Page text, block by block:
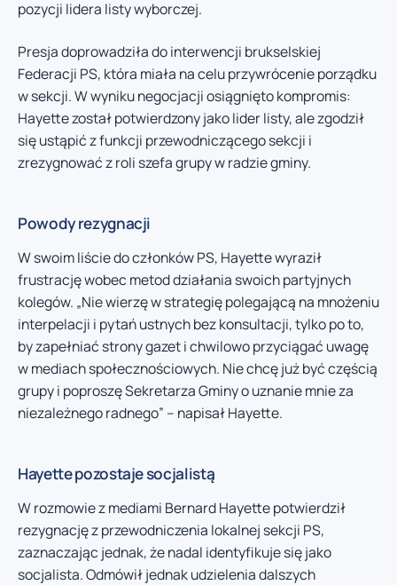
pozycji lidera listy wyborczej.
Presja doprowadziła do interwencji brukselskiej
Federacji PS, która miała na celu przywrócenie porządku
w sekcji. W wyniku negocjacji osiągnięto kompromis:
Hayette został potwierdzony jako lider listy, ale zgodził
się ustąpić z funkcji przewodniczącego sekcji i
zrezygnować z roli szefa grupy w radzie gminy.
Powody rezygnacji
W swoim liście do członków PS, Hayette wyraził
frustrację wobec metod działania swoich partyjnych
kolegów. „Nie wierzę w strategię polegającą na mnożeniu
interpelacji i pytań ustnych bez konsultacji, tylko po to,
by zapełniać strony gazet i chwilowo przyciągać uwagę
w mediach społecznościowych. Nie chcę już być częścią
grupy i poproszę Sekretarza Gminy o uznanie mnie za
niezależnego radnego” – napisał Hayette.
Hayette pozostaje socjalistą
W rozmowie z mediami Bernard Hayette potwierdził
rezygnację z przewodniczenia lokalnej sekcji PS,
zaznaczając jednak, że nadal identyfikuje się jako
socjalista. Odmówił jednak udzielenia dalszych